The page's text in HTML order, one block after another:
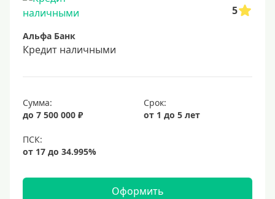
4%
6%
7%
8%
9%
11%
5
Альфа Банк
Кредит наличными
Сумма:
до 7 500 000 ₽
Срок:
от 1 до 5 лет
Оформить